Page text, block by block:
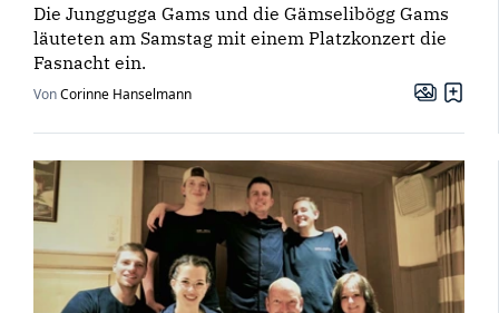
Die Junggugga Gams und die Gämselibögg Gams
läuteten am Samstag mit einem Platzkonzert die
Fasnacht ein.
VonCorinne Hanselmann